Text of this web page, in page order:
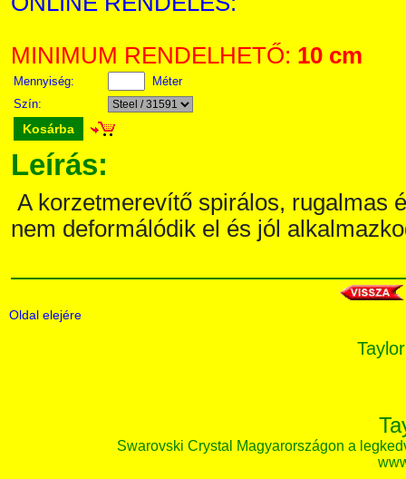
MINIMUM RENDELHETŐ: 10 cm
Mennyiség:
Méter
Szín:
Kosárba
Leírás:
A korzetmerevítő spirálos, rugalmas
nem deformálódik el és jól
Oldal elejére
Swarovski Crystal Magyarországon a